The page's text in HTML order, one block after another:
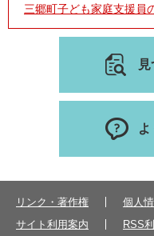
三郷町子ども家庭支援員
リンク・著作権
個人
サイト利用案内
RSS